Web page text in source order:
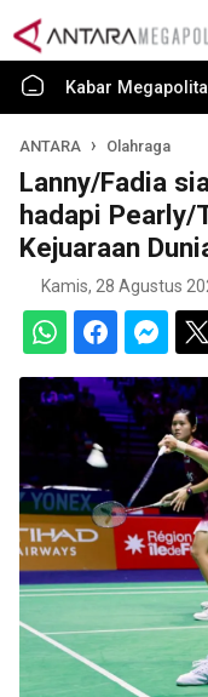
Kabar
ANTARA Olahraga
Lanny/Fadia
hadapi Pearly/
Kejuaraan
Kamis, 28 Agustus